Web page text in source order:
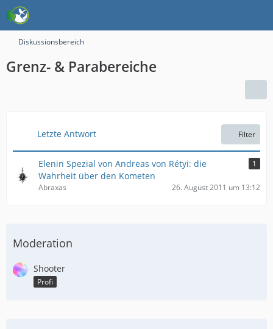
Diskussionsbereich
Grenz- & Parabereiche
Letzte Antwort Filter
Elenin Spezial von Andreas von Rétyi: die
Wahrheit über den Kometen
1
Abraxas 26. August 2011 um 13:12
Moderation
Shooter
Profi